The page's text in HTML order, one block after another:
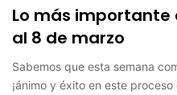
Lo más importante
al 8 de marzo
Sabemos que esta semana
¡ánimo y éxito en este